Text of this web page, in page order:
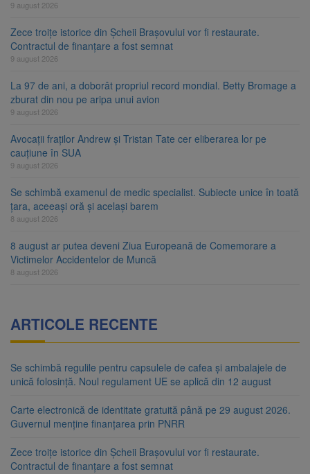
9 august 2026
Zece troițe istorice din Șcheii Brașovului vor fi restaurate.
Contractul de finanțare a fost semnat
9 august 2026
La 97 de ani, a doborât propriul record mondial. Betty Bromage a
zburat din nou pe aripa unui avion
9 august 2026
Avocații fraților Andrew și Tristan Tate cer eliberarea lor pe
cauțiune în SUA
9 august 2026
Se schimbă examenul de medic specialist. Subiecte unice în toată
țara, aceeași oră și același barem
8 august 2026
8 august ar putea deveni Ziua Europeană de Comemorare a
Victimelor Accidentelor de Muncă
8 august 2026
ARTICOLE RECENTE
Se schimbă regulile pentru capsulele de cafea și ambalajele de
unică folosință. Noul regulament UE se aplică din 12 august
Carte electronică de identitate gratuită până pe 29 august 2026.
Guvernul menține finanțarea prin PNRR
Zece troițe istorice din Șcheii Brașovului vor fi restaurate.
Contractul de finanțare a fost semnat